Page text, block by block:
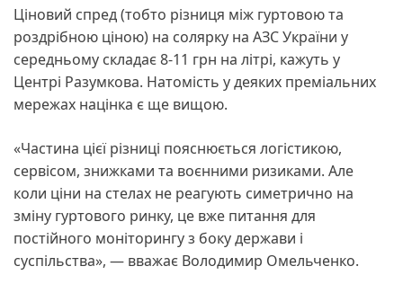
Ціновий спред (тобто різниця між гуртовою та
роздрібною ціною) на солярку на АЗС України у
середньому складає 8-11 грн на літрі, кажуть у
Центрі Разумкова. Натомість у деяких преміальних
мережах націнка є ще вищою.
«Частина цієї різниці пояснюється логістикою,
сервісом, знижками та воєнними ризиками. Але
коли ціни на стелах не реагують симетрично на
зміну гуртового ринку, це вже питання для
постійного моніторингу з боку держави і
суспільства», — вважає Володимир Омельченко.